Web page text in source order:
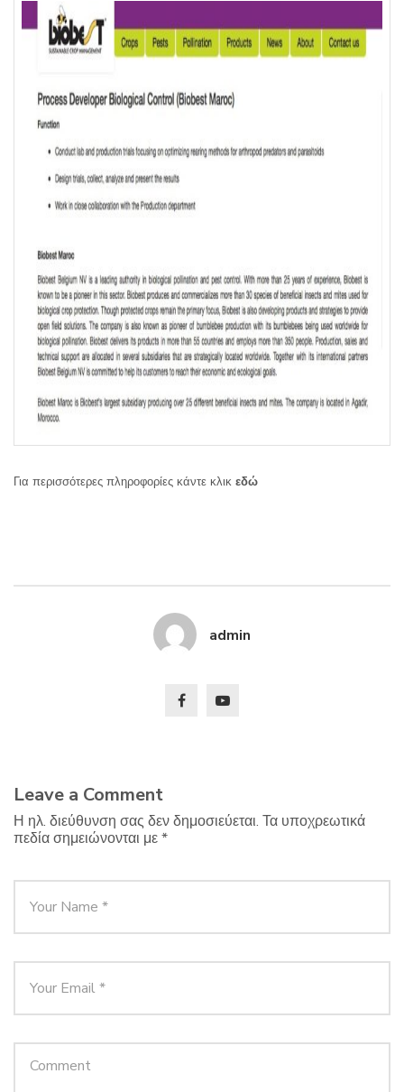
Για περισσότερες πληροφορίες κάντε κλικ εδώ
admin
Leave a Comment
Η ηλ. διεύθυνση σας δεν δημοσιεύεται. Τα υποχρεωτικά
πεδία σημειώνονται με*